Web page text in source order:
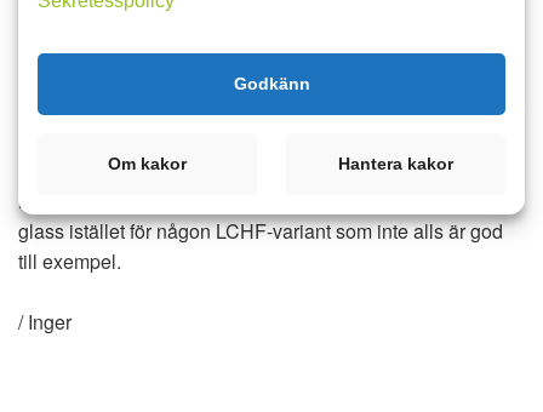
många olika rätter innan man vet vad just man gillar och tål
och samtidigt blir mätt o belåten av.
3. Undvik allt vad sötsaker heterom du kan, men unna
det du verkligen tycker om då istället för att snåla in på
något mindre gott men nyttigare. Ät hellre en riktigt god
glass istället för någon LCHF-variant som inte alls är god
till exempel.
/ Inger
Godkänn
Om kakor Hantera kakor